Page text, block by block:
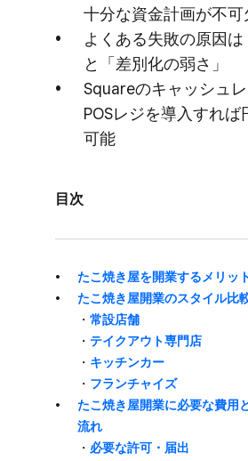
十分な​資金計画が​不可
よく​ある​失敗の​原因は​
と​「差別化の​弱さ」
Squareの​キャッシュ
POSレジを​導入すれば​
可能
目次
た​こ焼き屋を​開業する​メリッ
た​こ焼き屋開業の​スタイル比
・ 常設店舗
・ テイクアウト専門店
・ キッチンカー
・ フランチャイズ
た​こ焼き屋開業に​必要な​費用
流れ
・ 必要な​許可・届出